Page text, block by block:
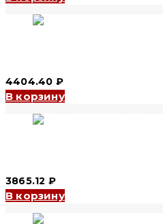
4404.40 ₽
В корзину
3865.12 ₽
В корзину